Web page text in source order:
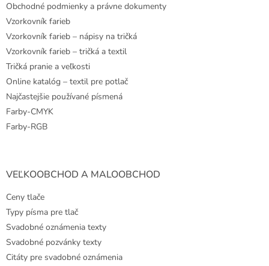
Obchodné podmienky a právne dokumenty
Vzorkovník farieb
Vzorkovník farieb – nápisy na tričká
Vzorkovník farieb – tričká a textil
Tričká pranie a veľkosti
Online katalóg – textil pre potlač
Najčastejšie používané písmená
Farby-CMYK
Farby-RGB
VEĽKOOBCHOD A MALOOBCHOD
Ceny tlače
Typy písma pre tlač
Svadobné oznámenia texty
Svadobné pozvánky texty
Citáty pre svadobné oznámenia